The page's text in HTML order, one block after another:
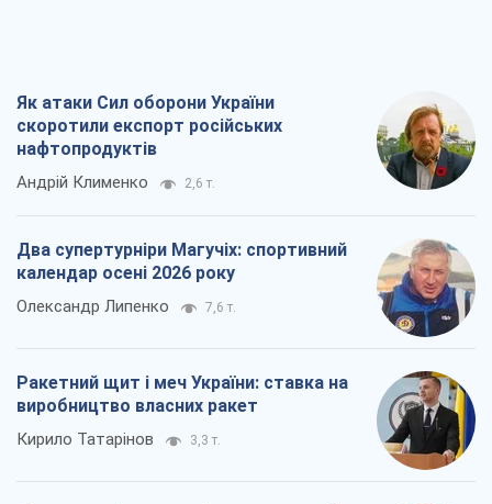
Як атаки Сил оборони України
скоротили експорт російських
нафтопродуктів
Андрій Клименко 2,6 т.
Два супертурніри Магучіх: спортивний
календар осені 2026 року
Олександр Липенко 7,6 т.
Ракетний щит і меч України: ставка на
виробництво власних ракет
Кирило Татарінов 3,3 т.